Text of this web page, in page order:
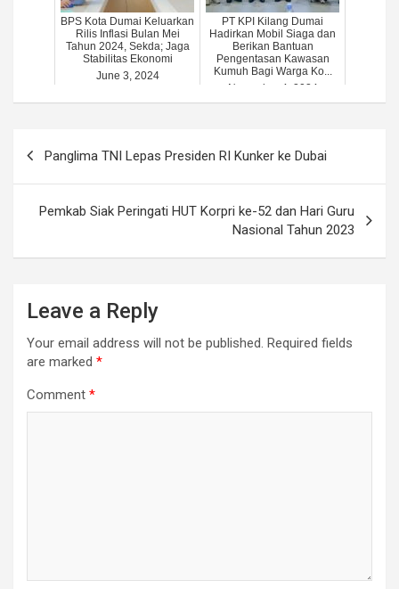
BPS Kota Dumai Keluarkan
Rilis Inflasi Bulan Mei
Tahun 2024, Sekda; Jaga
Stabilitas Ekonomi
June 3, 2024
PT KPI Kilang Dumai
Hadirkan Mobil Siaga dan
Berikan Bantuan
Pengentasan Kawasan
Kumuh Bagi Warga Ko...
November 4, 2024
navigation
Panglima TNI Lepas Presiden RI Kunker ke Dubai
Pemkab Siak Peringati HUT Korpri ke-52 dan Hari Guru
Nasional Tahun 2023
Leave a Reply
Your email address will not be published. Required fields
are marked *
Comment *